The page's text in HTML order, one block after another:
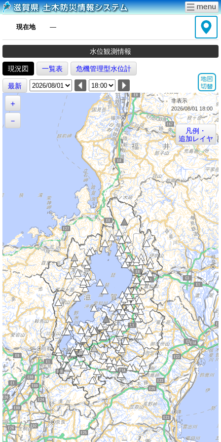
現在地 ―
水位観測情報
現況図 一覧表 危機管理型水位計
最新
＋
－
非表示
2026/08/01 18:00
凡例・
追加レイヤ